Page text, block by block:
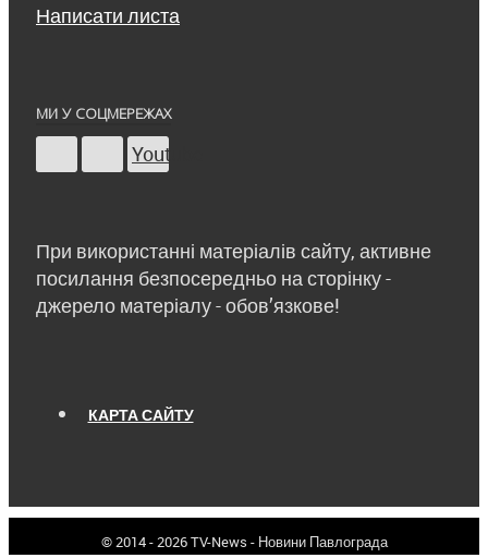
Написати листа
МИ У СОЦМЕРЕЖАХ
Youtube
При використанні матеріалів сайту, активне
посилання безпосередньо на сторінку -
джерело матеріалу - обов’язкове!
КАРТА САЙТУ
© 2014 - 2026 TV-News - Новини Павлограда